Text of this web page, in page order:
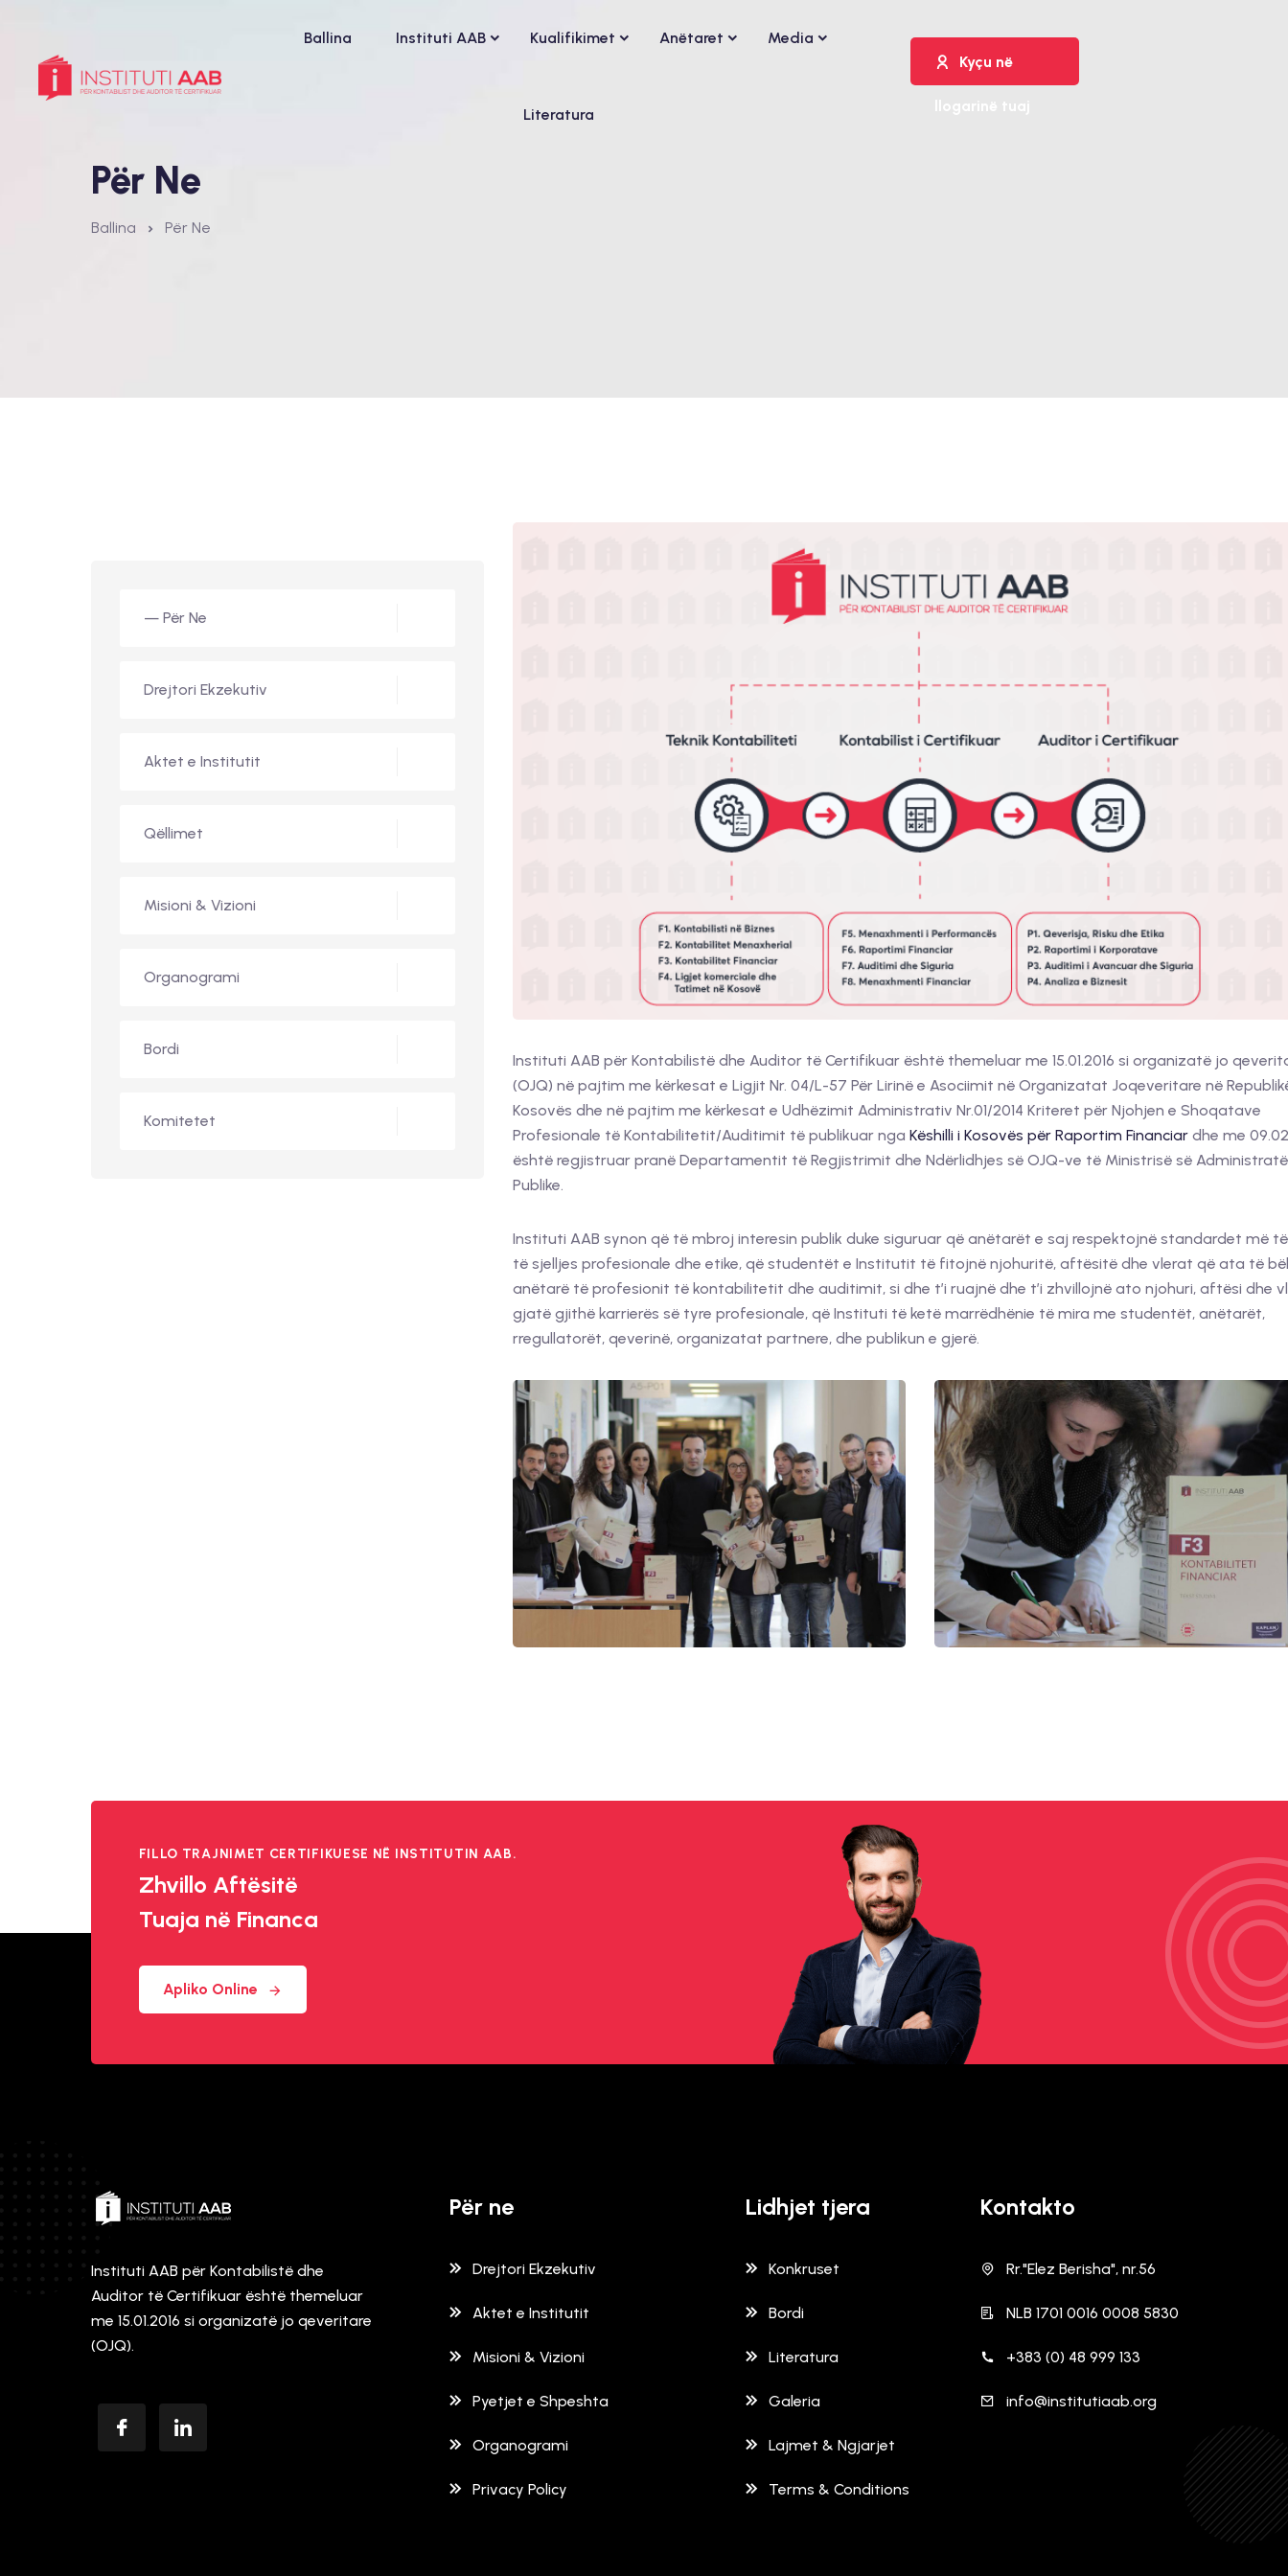
Ballina Instituti AAB Kualifikimet Anëtaret Media
Literatura
Kyçu në
Për Ne
Ballina Për Ne
— Për Ne
Drejtori Ekzekutiv
Aktet e Institutit
Qëllimet
Misioni & Vizioni
Organogrami
Bordi
Komitetet
Instituti AAB për Kontabilistë dhe Auditor të Certifikuar është themeluar me 15.01.2016 si organizatë jo
(OJQ) në pajtim me kërkesat e Ligjit Nr. 04/L-57 Për Lirinë e Asociimit në Organizatat Joqeveritare në
Kosovës dhe në pajtim me kërkesat e Udhëzimit Administrativ Nr.01/2014 Kriteret për Njohjen e Shoqatave
Profesionale të Kontabilitetit/Auditimit të publikuar nga Këshilli i Kosovës për Raportim Financiardhe me
është regjistruar pranë Departamentit të Regjistrimit dhe Ndërlidhjes së OJQ-ve të Ministrisë së
Publike.
Instituti AAB synon që të mbroj interesin publik duke siguruar që anëtarët e saj respektojnë standardet më
të sjelljes profesionale dhe etike, që studentët e Institutit të fitojnë njohuritë, aftësitë dhe vlerat që ata të
anëtarë të profesionit të kontabilitetit dhe auditimit, si dhe t’i ruajnë dhe t’i zhvillojnë ato njohuri, aftësi dhe
gjatë gjithë karrierës së tyre profesionale, që Instituti të ketë marrëdhënie të mira me studentët, anëtarët,
rregullatorët, qeverinë, organizatat partnere, dhe publikun e gjerë.
FILLO TRAJNIMET CERTIFIKUESE NË INSTITUTIN AAB.
Zhvillo Aftësitë
Tuaja në Financa
Apliko Online
Instituti AAB për Kontabilistë dhe
Auditor të Certifikuar është themeluar
me 15.01.2016 si organizatë jo qeveritare
(OJQ).
Për ne
Drejtori Ekzekutiv
Aktet e Institutit
Misioni & Vizioni
Pyetjet e Shpeshta
Organogrami
Privacy Policy
Lidhjet tjera
Konkruset
Bordi
Literatura
Galeria
Lajmet & Ngjarjet
Terms & Conditions
Kontakto
Rr."Elez Berisha", nr.56
NLB 1701 0016 0008 5830
+383 (0) 48 999 133
info@institutiaab.org